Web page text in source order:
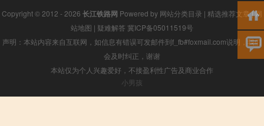
Copyright © 2012 - 2026 长江铁路网 Powered by 网站分类目录 | 精选推荐文章|网
站地图 | 疑难解答 冀ICP备05011519号
声明：本站内容来自互联网，如信息有错误可发邮件到f_fb#foxmail.com说明，我们
会及时纠正，谢谢
本站仅为个人兴趣爱好，不接盈利性广告及商业合作
小男孩